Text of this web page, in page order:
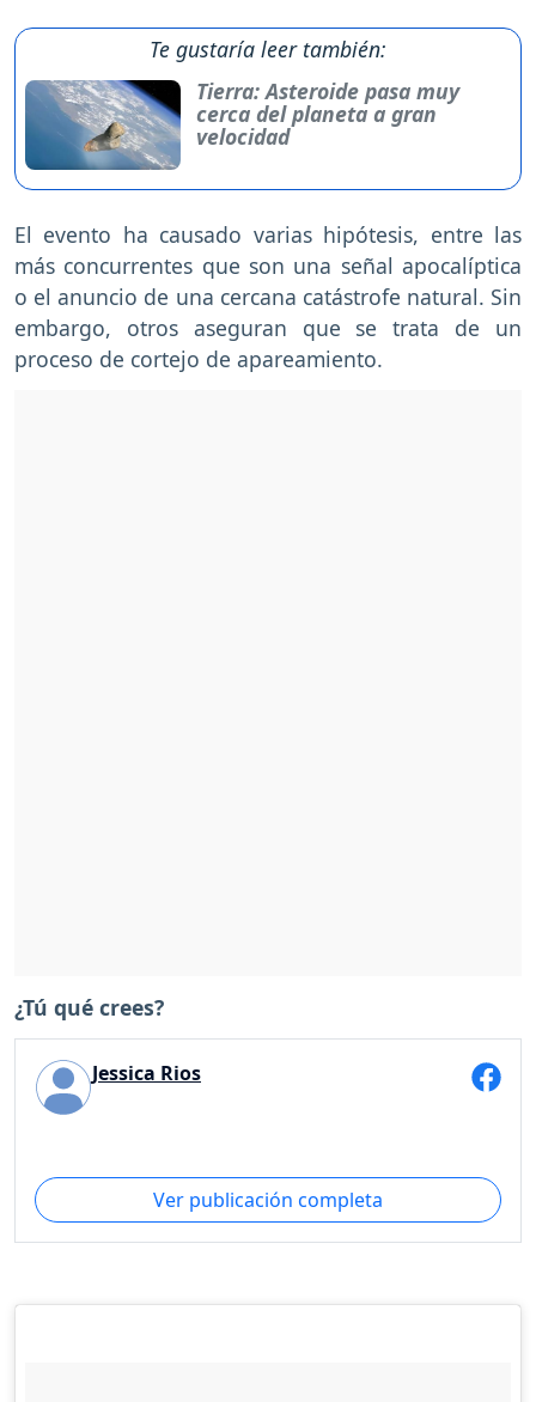
Te gustaría leer también:
Tierra: Asteroide pasa muy
cerca del planeta a gran
velocidad
El evento ha causado varias hipótesis, entre las
más concurrentes que son una señal apocalíptica
o el anuncio de una cercana catástrofe natural. Sin
embargo, otros aseguran que se trata de un
proceso de cortejo de apareamiento.
¿Tú qué crees?
Jessica Rios
Ver publicación completa